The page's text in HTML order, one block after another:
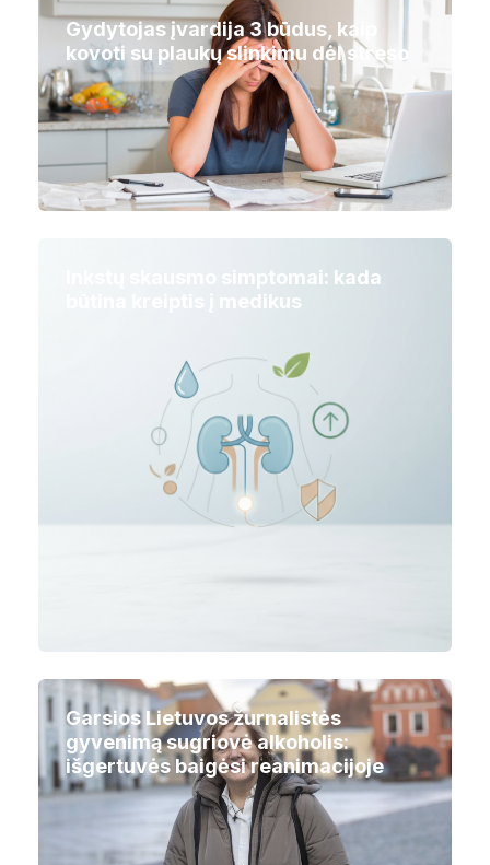
Gydytojas įvardija 3 būdus, kaip
kovoti su plaukų slinkimu dėl streso
Inkstų skausmo simptomai: kada
būtina kreiptis į medikus
Garsios Lietuvos žurnalistės
gyvenimą sugriovė alkoholis:
išgertuvės baigėsi reanimacijoje